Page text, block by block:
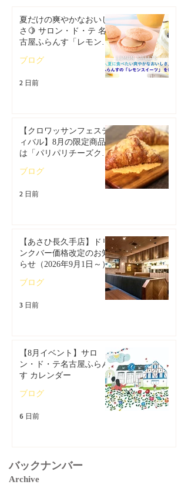
夏だけの爽やかなおいし
さ🍋 サロン・ド・テ 名
古屋ふらんす「レモンス
ブログ
2 日前
【クロワッサンフェステ
ィバル】8月の限定商品
は「パリパリチーズクロ
ブログ
2 日前
【あさひ長久手店】ドリ
ンクバー価格改定のお知
らせ（2026年9月1日～）
ブログ
3 日前
【8月イベント】サロ
ン・ド・テ名古屋ふらん
す カレンダー
ブログ
6 日前
バックナンバー
Archive